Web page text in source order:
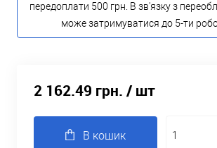
передоплати 500 грн. В зв'язку з
може затримуватися до 5-ти
2 162.49 грн. / шт
В кошик